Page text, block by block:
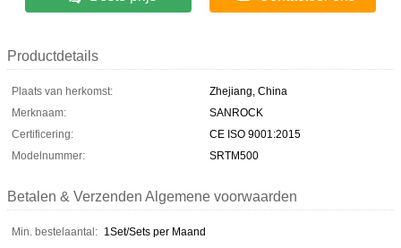
Productdetails
Plaats van herkomst:
Zhejiang, China
Merknaam:
SANROCK
Certificering:
CE ISO 9001:2015
Modelnummer:
SRTM500
Betalen & Verzenden Algemene voorwaarden
Min. bestelaantal: 1Set/Sets per Maand